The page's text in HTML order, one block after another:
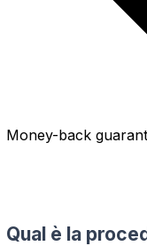
Money-back
Qual è la